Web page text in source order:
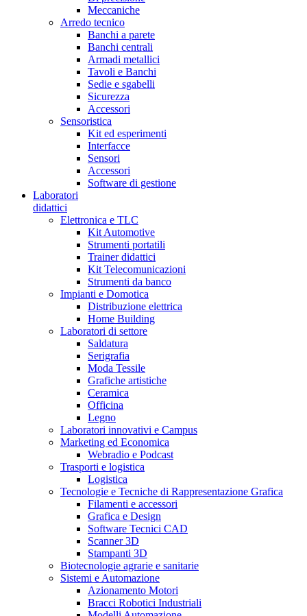
Meccaniche
Arredo tecnico
Banchi a parete
Banchi centrali
Armadi metallici
Tavoli e Banchi
Sedie e sgabelli
Sicurezza
Accessori
Sensoristica
Kit ed esperimenti
Interfacce
Sensori
Accessori
Software di gestione
Laboratori
didattici
Elettronica e TLC
Kit Automotive
Strumenti portatili
Trainer didattici
Kit Telecomunicazioni
Strumenti da banco
Impianti e Domotica
Distribuzione elettrica
Home Building
Laboratori di settore
Saldatura
Serigrafia
Moda Tessile
Grafiche artistiche
Ceramica
Officina
Legno
Laboratori innovativi e Campus
Marketing ed Economica
Webradio e Podcast
Trasporti e logistica
Logistica
Tecnologie e Tecniche di Rappresentazione Grafica
Filamenti e accessori
Grafica e Design
Software Tecnici CAD
Scanner 3D
Stampanti 3D
Biotecnologie agrarie e sanitarie
Sistemi e Automazione
Azionamento Motori
Bracci Robotici Industriali